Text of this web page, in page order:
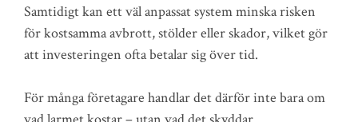
Samtidigt kan ett väl anpassat system minska risken
för kostsamma avbrott, stölder eller skador, vilket gör
att investeringen ofta betalar sig över tid.
För många företagare handlar det därför inte bara om